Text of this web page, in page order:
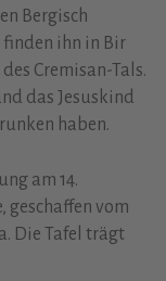
Bergisch
finden ihn in Bir
Cremisan-Tals.
das Jesuskind
haben.
am 14.
geschaffen vom
Die Tafel trägt